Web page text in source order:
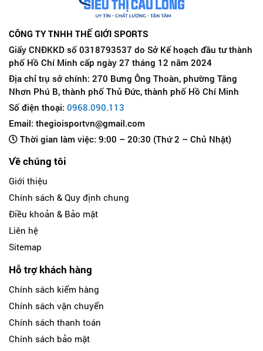
CÔNG TY TNHH THẾ GIỚI SPORTS
Giấy CNĐKKD số 0318793537 do Sở Kế hoạch đầu tư thành
phố Hồ Chí Minh cấp ngày 27 tháng 12 năm 2024
Địa chỉ trụ sở chính: 270 Bưng Ông Thoàn, phường Tăng
Nhơn Phú B, thành phố Thủ Đức, thành phố Hồ Chí Minh
Số điện thoại: 0968.090.113
Email: thegioisportvn@gmail.com
Thời gian làm việc: 9:00 – 20:30 (Thứ 2 – Chủ Nhật)
Về chúng tôi
Giới thiệu
Chính sách & Quy định chung
Điều khoản & Bảo mật
Liên hệ
Sitemap
Hỗ trợ khách hàng
Chính sách kiểm hàng
Chính sách vận chuyển
Chính sách thanh toán
Chính sách bảo mật